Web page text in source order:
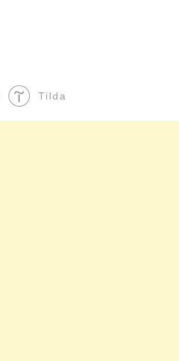
Tilda